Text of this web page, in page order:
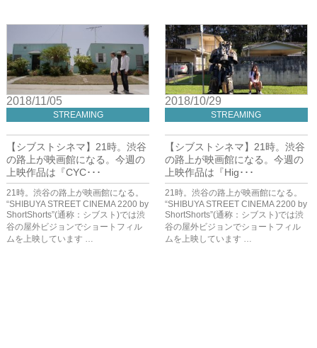
2018/11/05
STREAMING
【シブストシネマ】21時。渋谷
の路上が映画館になる。今週の
上映作品は『CYC･･･
21時。渋谷の路上が映画館になる。
“SHIBUYA STREET CINEMA 2200 by
ShortShorts”(通称：シブスト)では渋
谷の屋外ビジョンでショートフィル
ムを上映しています …
2018/10/29
STREAMING
【シブストシネマ】21時。渋谷
の路上が映画館になる。今週の
上映作品は『Hig･･･
21時。渋谷の路上が映画館になる。
“SHIBUYA STREET CINEMA 2200 by
ShortShorts”(通称：シブスト)では渋
谷の屋外ビジョンでショートフィル
ムを上映しています …